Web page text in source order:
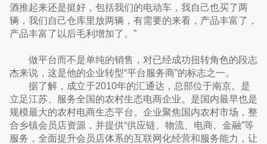
酒推起来还是挺好，包括我们的电动车，我自己也买了两
辆，我们自己仓库里放两辆，有需要的来看，产品丰富了，
产品丰富了以后毛利增加了。”
做平台而不是单纯的销售，对已经成功扭转角色的段志
杰来说，这是他的企业转型“平台服务商”的标志之一。
据了解，成立于2010年的汇通达，总部位于南京。是
立足江苏、服务全国的农村生态电商企业。是国内最早也是
规模最大的农村电商生态平台。企业聚焦国内农村市场，整
合乡镇会员店资源，并提供“供应链、物流、电商、金融”等
服务，全面提升会员店体系的互联网化经营和服务能力，让